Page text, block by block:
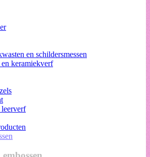
en schildersmessen
keramiekverf